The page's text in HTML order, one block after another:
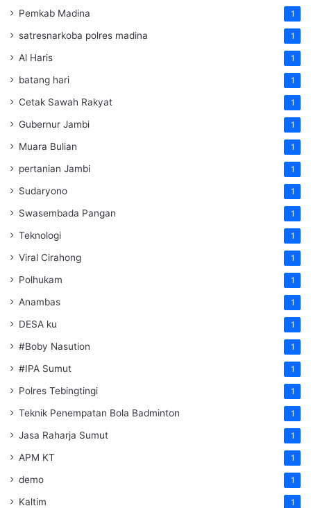
Pemkab Madina 1
satresnarkoba polres madina 1
Al Haris 1
batang hari 1
Cetak Sawah Rakyat 1
Gubernur Jambi 1
Muara Bulian 1
pertanian Jambi 1
Sudaryono 1
Swasembada Pangan 1
Teknologi 1
Viral Cirahong 1
Polhukam 1
Anambas 1
DESA ku 1
#Boby Nasution 1
#IPA Sumut 1
Polres Tebingtingi 1
Teknik Penempatan Bola Badminton 1
Jasa Raharja Sumut 1
APM KT 1
demo 1
Kaltim 1